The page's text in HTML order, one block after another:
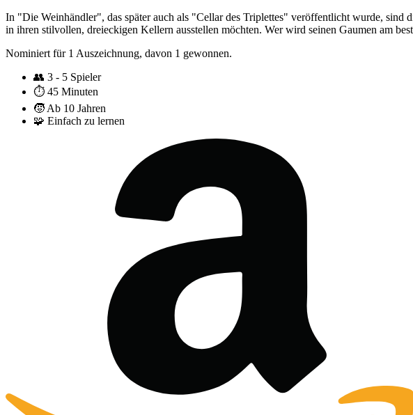
In "Die Weinhändler", das später auch als "Cellar des Triplettes" veröffentlicht wurde, sind
in ihren stilvollen, dreieckigen Kellern ausstellen möchten. Wer wird seinen Gaumen am
Nominiert für 1 Auszeichnung, davon 1 gewonnen.
👥 3 - 5 Spieler
⏱️ 45 Minuten
🧒 Ab 10 Jahren
🧩 Einfach zu lernen